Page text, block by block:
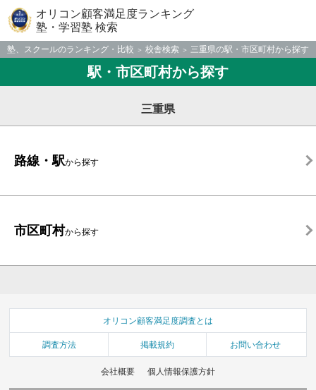
オリコン顧客満足度ランキング
塾・学習塾 検索
塾、スクールのランキング・比較 校舎検索 三重県の駅・市区町村から探す
駅・市区町村から探す
三重県
路線・駅から探す
市区町村から探す
オリコン顧客満足度調査とは
調査方法 掲載規約 お問い合わせ
会社概要 個人情報保護方針